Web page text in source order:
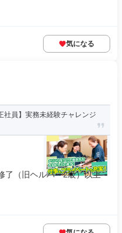
気になる
社員】実務未経験チャレンジ
了（旧ヘルパー2級）以上